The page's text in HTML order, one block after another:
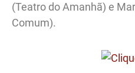
(Teatro do Amanhã) e
Comum).